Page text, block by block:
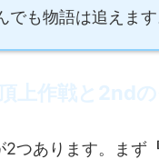
でも物語は追えます
上作戦と2nd
2つあります。まず